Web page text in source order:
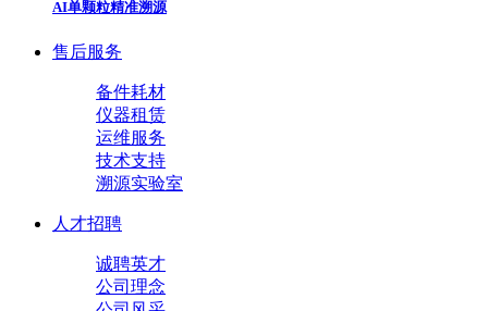
AI单颗粒精准溯源
售后服务
备件耗材
仪器租赁
运维服务
技术支持
溯源实验室
人才招聘
诚聘英才
公司理念